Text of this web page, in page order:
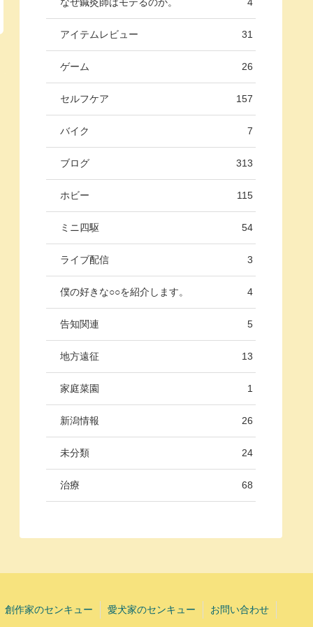
アイテムレビュー 31
ゲーム 26
セルフケア 157
バイク 7
ブログ 313
ホビー 115
ミニ四駆 54
ライブ配信 3
僕の好きな○○を紹介します。 4
告知関連 5
地方遠征 13
家庭菜園 1
新潟情報 26
未分類 24
治療 68
創作家のセンキュー 愛犬家のセンキュー お問い合わせ